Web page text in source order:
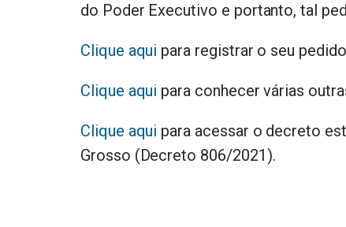
do Poder Executivo e portanto, tal
Clique aqui para registrar o seu
Clique aqui para conhecer várias
Clique aqui para acessar o decreto
Grosso (Decreto 806/2021).